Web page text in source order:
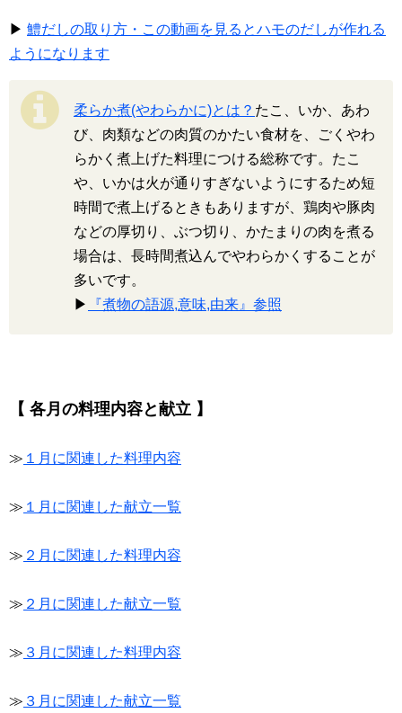
▶ 鱧だしの取り方・この動画を見るとハモのだしが作れる
ようになります
柔らか煮(やわらかに)とは？ たこ、いか、あわ
び、肉類などの肉質のかたい食材を、ごくやわ
らかく煮上げた料理につける総称です。たこ
や、いかは火が通りすぎないようにするため短
時間で煮上げるときもありますが、鶏肉や豚肉
などの厚切り、ぶつ切り、かたまりの肉を煮る
場合は、長時間煮込んでやわらかくすることが
多いです。
▶
『煮物の語源,意味,由来』参照
【 各月の料理内容と献立 】
≫ １月に関連した料理内容
≫ １月に関連した献立一覧
≫ ２月に関連した料理内容
≫ ２月に関連した献立一覧
≫ ３月に関連した料理内容
≫ ３月に関連した献立一覧